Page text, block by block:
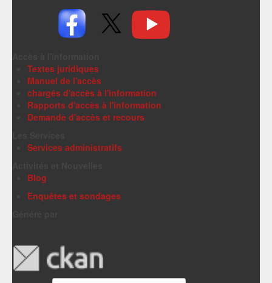
Textes juridiques
Manuel de l'accès
chargés d'accès à l'information
Rapports d'accès à l'information
Demande d'accès et recours
Services administratifs
Blog
Enquêtes et sondages